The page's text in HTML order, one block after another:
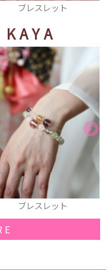
レスレット
KAYA
ブレスレット